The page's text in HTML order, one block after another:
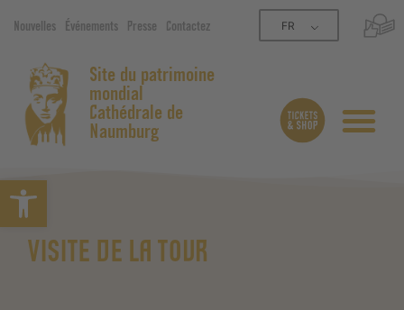
Ouvrir la barre d’outils
Nouvelles Événements Presse Contactez FR
Site du patrimoine
mondial
Cathédrale de
Naumburg
VISITE DE LA TOUR